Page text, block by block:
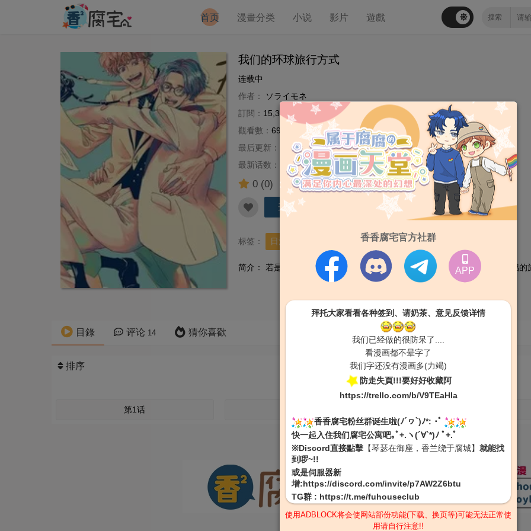
首页 漫畫分类 小说 影片 遊戲
香香腐宅官方社群
APP
拜托大家看看各种签到、请奶茶、意见反馈详情
我们已经做的很防呆了....
看漫画都不晕字了
我们字还没有漫画多(力竭)
防走失頁!!!要好好收藏阿
https://trello.com/b/V9TEaHIa
香香腐宅粉丝群诞生啦(ﾉ´ヮ`)ﾉ*: ･ﾟ
快一起入住我们腐宅公寓吧｡ﾟ+.ヽ(´∀`*)ﾉ ﾟ+.ﾟ
※Discord直接點擊 【琴瑟在御座，香兰绕于腐城】 就能找
到啰~!!
或是伺服器新
增:https://discord.com/invite/p7AW2Z6btu
TG群 : https://t.me/fuhouseclub
使用ADBLOCK将会使网站部份功能(下载、换页等)可能无法正常使
用请自行注意!!
我们的环球旅行方式
连载中
作者：
ソライモネ
訂閱： 15,325
觀看數： 6997
最后更新：
2020-05-28
最新话数：
第3话
0 (0) 评分
开始阅读
标签： 日漫 天然攻 + 新建标签
简介： 若是两个人成功环游世界的话就结婚吧！【热情×消极】不般配的情侣的
目錄 评论 14 猜你喜歡
排序
第1话